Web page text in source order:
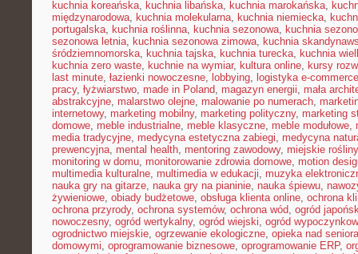
kuchnia koreańska, kuchnia libańska, kuchnia marokańska,
międzynarodowa, kuchnia molekularna, kuchnia niemiecka,
portugalska, kuchnia roślinna, kuchnia sezonowa, kuchnia
sezonowa letnia, kuchnia sezonowa zimowa, kuchnia
śródziemnomorska, kuchnia tajska, kuchnia turecka, kuchnia
kuchnia zero waste, kuchnie na wymiar, kultura online, kursy
last minute, łazienki nowoczesne, lobbying, logistyka e-commerce
pracy, łyżwiarstwo, made in Poland, magazyn energii, mała
abstrakcyjne, malarstwo olejne, malowanie po numerach,
internetowy, marketing mobilny, marketing polityczny, marketing
domowe, meble industrialne, meble klasyczne, meble modułowe,
media tradycyjne, medycyna estetyczna zabiegi, medycyna
prewencyjna, mental health, mentoring zawodowy, miejskie rośliny
monitoring w domu, monitorowanie zdrowia domowe, motion
multimedia kulturalne, multimedia w edukacji, muzyka
nauka gry na gitarze, nauka gry na pianinie, nauka śpiewu,
żywieniowe, obiady budżetowe, obsługa klienta online, ochrona
ochrona przyrody, ochrona systemów, ochrona wód, ogród
nowoczesny, ogród wertykalny, ogród wiejski, ogród
ogrodnictwo miejskie, ogrzewanie ekologiczne, opieka nad
domowymi, oprogramowanie biznesowe, oprogramowanie ERP,